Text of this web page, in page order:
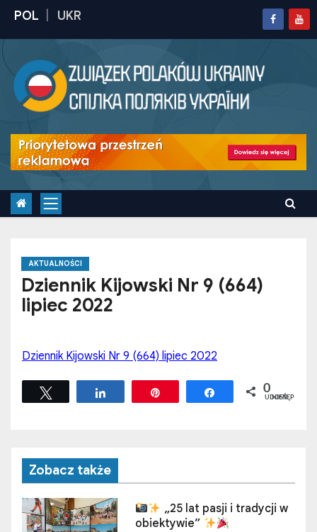
t
AKTUALNOŚCI
Dziennik Kijowski Nr 9 (664)
lipiec 2022
Dziennik Kijowski Nr 9 (664) lipiec 2022
Udostępnij Udostępnij
0
UDOSTĘPNIEŃ
Zobacz także
„25 lat pasji i tradycji w
obiektywie”